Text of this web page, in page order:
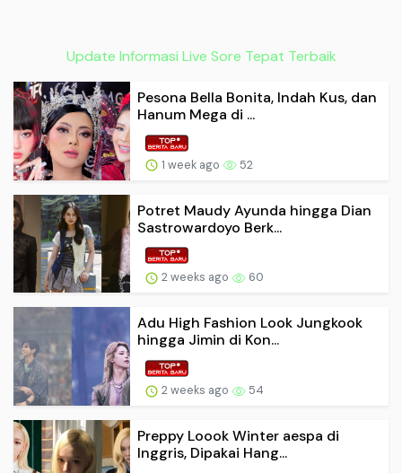
Update Informasi Live Sore Tepat Terbaik
Pesona Bella Bonita, Indah Kus, dan
Hanum Mega di ...
1 week ago 52
Potret Maudy Ayunda hingga Dian
Sastrowardoyo Berk...
2 weeks ago 60
Adu High Fashion Look Jungkook
hingga Jimin di Kon...
2 weeks ago 54
Preppy Loook Winter aespa di
Inggris, Dipakai Hang...